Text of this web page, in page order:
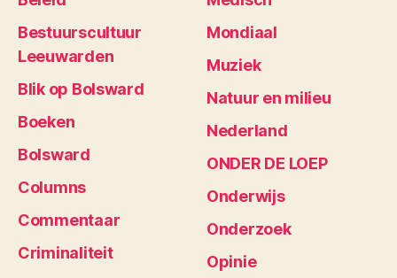
Bestuurscultuur
Leeuwarden
Blik op Bolsward
Boeken
Bolsward
Columns
Commentaar
Criminaliteit
Mondiaal
Muziek
Natuur en milieu
Nederland
ONDER DE LOEP
Onderwijs
Onderzoek
Opinie